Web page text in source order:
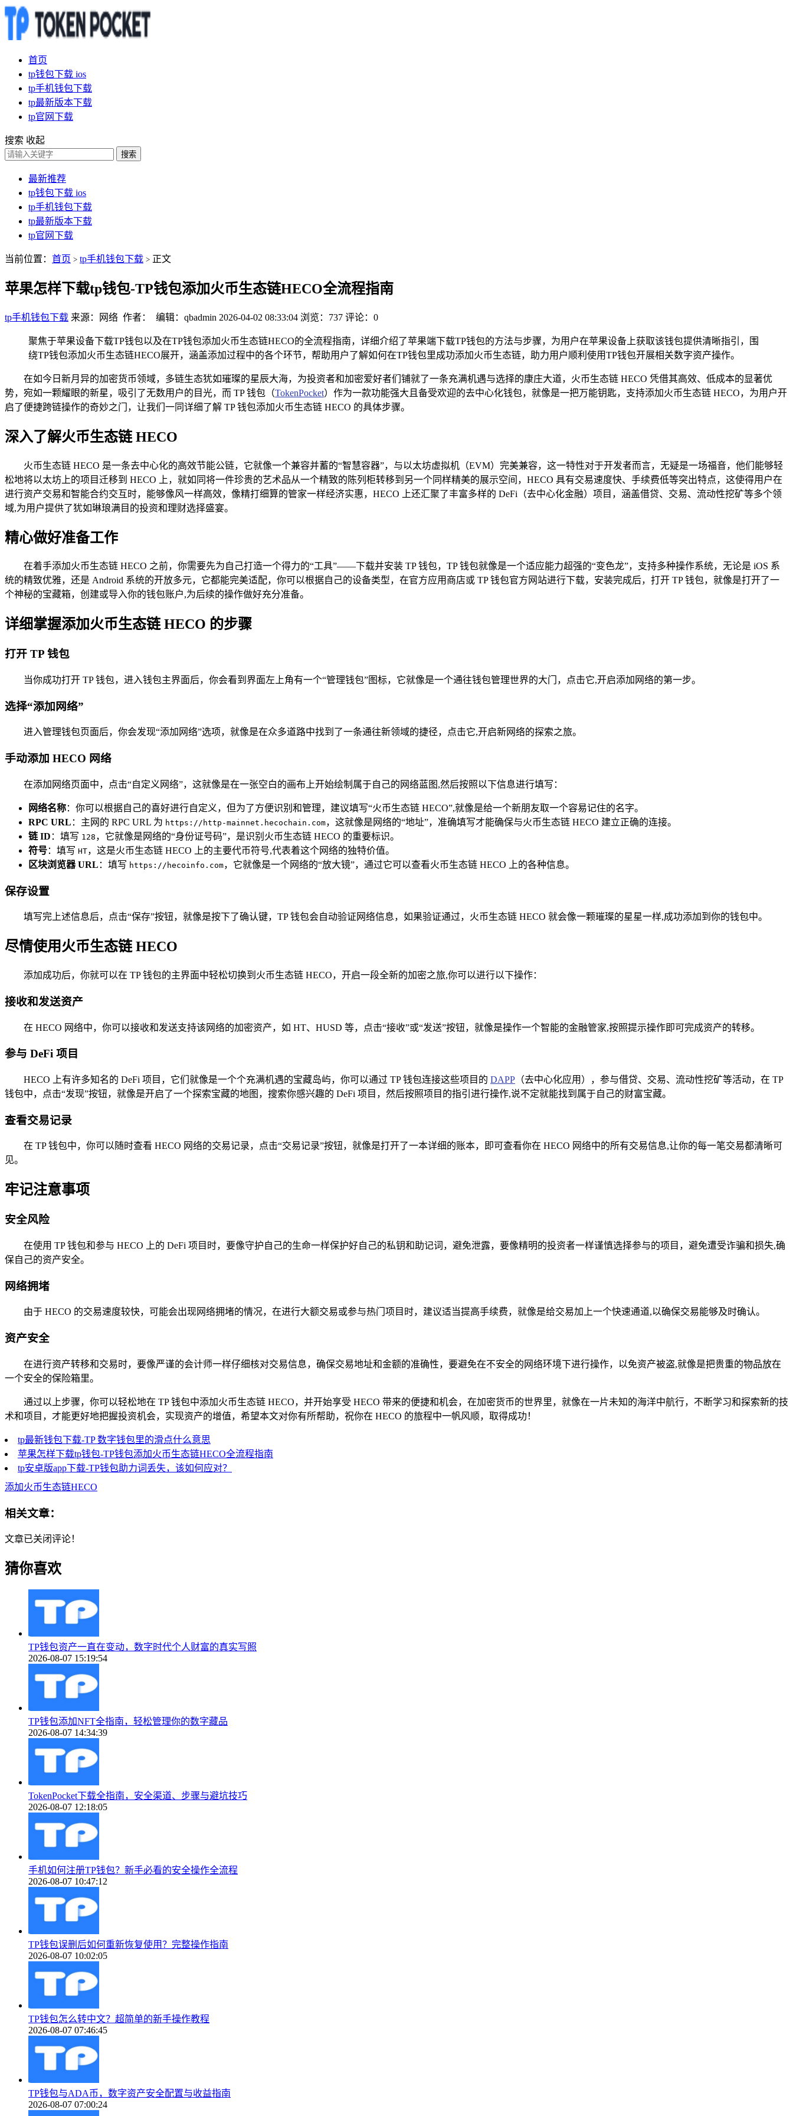
首页
tp钱包下载 ios
tp手机钱包下载
tp最新版本下载
tp官网下载
搜索 收起
搜索
最新推荐
tp钱包下载 ios
tp手机钱包下载
tp最新版本下载
tp官网下载
当前位置： 首页 > tp手机钱包下载 > 正文
苹果怎样下载tp钱包-TP钱包添加火币生态链HECO全流程指南
tp手机钱包下载 来源：网络 作者： 编辑：qbadmin 2026-04-02 08:33:04 浏览：737 评论：0
聚焦于苹果设备下载TP钱包以及在TP钱包添加火币生态链HECO的全流程指南，详细介绍了苹果端下载TP钱包的方法与步骤，为用户在苹果设备上获取该钱包提供清晰指引，围
绕TP钱包添加火币生态链HECO展开，涵盖添加过程中的各个环节，帮助用户了解如何在TP钱包里成功添加火币生态链，助力用户顺利使用TP钱包开展相关数字资产操作。
在如今日新月异的加密货币领域，多链生态犹如璀璨的星辰大海，为投资者和加密爱好者们铺就了一条充满机遇与选择的康庄大道，火币生态链 HECO 凭借其高效、低成本的显著优
势，宛如一颗耀眼的新星，吸引了无数用户的目光，而 TP 钱包（TokenPocket）作为一款功能强大且备受欢迎的去中心化钱包，就像是一把万能钥匙，支持添加火币生态链 HECO，为用户开
启了便捷跨链操作的奇妙之门，让我们一同详细了解 TP 钱包添加火币生态链 HECO 的具体步骤。
深入了解火币生态链 HECO
火币生态链 HECO 是一条去中心化的高效节能公链，它就像一个兼容并蓄的“智慧容器”，与以太坊虚拟机（EVM）完美兼容，这一特性对于开发者而言，无疑是一场福音，他们能够轻
松地将以太坊上的项目迁移到 HECO 上，就如同将一件珍贵的艺术品从一个精致的陈列柜转移到另一个同样精美的展示空间，HECO 具有交易速度快、手续费低等突出特点，这使得用户在
进行资产交易和智能合约交互时，能够像风一样高效，像精打细算的管家一样经济实惠，HECO 上还汇聚了丰富多样的 DeFi（去中心化金融）项目，涵盖借贷、交易、流动性挖矿等多个领
域,为用户提供了犹如琳琅满目的投资和理财选择盛宴。
精心做好准备工作
在着手添加火币生态链 HECO 之前，你需要先为自己打造一个得力的“工具”——下载并安装 TP 钱包，TP 钱包就像是一个适应能力超强的“变色龙”，支持多种操作系统，无论是 iOS 系
统的精致优雅，还是 Android 系统的开放多元，它都能完美适配，你可以根据自己的设备类型，在官方应用商店或 TP 钱包官方网站进行下载，安装完成后，打开 TP 钱包，就像是打开了一
个神秘的宝藏箱，创建或导入你的钱包账户,为后续的操作做好充分准备。
详细掌握添加火币生态链 HECO 的步骤
打开 TP 钱包
当你成功打开 TP 钱包，进入钱包主界面后，你会看到界面左上角有一个“管理钱包”图标，它就像是一个通往钱包管理世界的大门，点击它,开启添加网络的第一步。
选择“添加网络”
进入管理钱包页面后，你会发现“添加网络”选项，就像是在众多道路中找到了一条通往新领域的捷径，点击它,开启新网络的探索之旅。
手动添加 HECO 网络
在添加网络页面中，点击“自定义网络”，这就像是在一张空白的画布上开始绘制属于自己的网络蓝图,然后按照以下信息进行填写：
网络名称：你可以根据自己的喜好进行自定义，但为了方便识别和管理，建议填写“火币生态链 HECO”,就像是给一个新朋友取一个容易记住的名字。
RPC URL ：主网的 RPC URL 为 https://http-mainnet.hecochain.com，这就像是网络的“地址”，准确填写才能确保与火币生态链 HECO 建立正确的连接。
链 ID ：填写 128 ，它就像是网络的“身份证号码”，是识别火币生态链 HECO 的重要标识。
符号：填写 HT，这是火币生态链 HECO 上的主要代币符号,代表着这个网络的独特价值。
区块浏览器 URL ：填写 https://hecoinfo.com，它就像是一个网络的“放大镜”，通过它可以查看火币生态链 HECO 上的各种信息。
保存设置
填写完上述信息后，点击“保存”按钮，就像是按下了确认键，TP 钱包会自动验证网络信息，如果验证通过，火币生态链 HECO 就会像一颗璀璨的星星一样,成功添加到你的钱包中。
尽情使用火币生态链 HECO
添加成功后，你就可以在 TP 钱包的主界面中轻松切换到火币生态链 HECO，开启一段全新的加密之旅,你可以进行以下操作：
接收和发送资产
在 HECO 网络中，你可以接收和发送支持该网络的加密资产，如 HT、HUSD 等，点击“接收”或“发送”按钮，就像是操作一个智能的金融管家,按照提示操作即可完成资产的转移。
参与 DeFi 项目
HECO 上有许多知名的 DeFi 项目，它们就像是一个个充满机遇的宝藏岛屿，你可以通过 TP 钱包连接这些项目的 DAPP （去中心化应用），参与借贷、交易、流动性挖矿等活动，在 TP
钱包中，点击“发现”按钮，就像是开启了一个探索宝藏的地图，搜索你感兴趣的 DeFi 项目，然后按照项目的指引进行操作,说不定就能找到属于自己的财富宝藏。
查看交易记录
在 TP 钱包中，你可以随时查看 HECO 网络的交易记录，点击“交易记录”按钮，就像是打开了一本详细的账本，即可查看你在 HECO 网络中的所有交易信息,让你的每一笔交易都清晰可
见。
牢记注意事项
安全风险
在使用 TP 钱包和参与 HECO 上的 DeFi 项目时，要像守护自己的生命一样保护好自己的私钥和助记词，避免泄露，要像精明的投资者一样谨慎选择参与的项目，避免遭受诈骗和损失,确
保自己的资产安全。
网络拥堵
由于 HECO 的交易速度较快，可能会出现网络拥堵的情况，在进行大额交易或参与热门项目时，建议适当提高手续费，就像是给交易加上一个快速通道,以确保交易能够及时确认。
资产安全
在进行资产转移和交易时，要像严谨的会计师一样仔细核对交易信息，确保交易地址和金额的准确性，要避免在不安全的网络环境下进行操作，以免资产被盗,就像是把贵重的物品放在
一个安全的保险箱里。
通过以上步骤，你可以轻松地在 TP 钱包中添加火币生态链 HECO，并开始享受 HECO 带来的便捷和机会，在加密货币的世界里，就像在一片未知的海洋中航行，不断学习和探索新的技
术和项目，才能更好地把握投资机会，实现资产的增值，希望本文对你有所帮助，祝你在 HECO 的旅程中一帆风顺，取得成功！
tp最新钱包下载-TP 数字钱包里的滑点什么意思
苹果怎样下载tp钱包-TP钱包添加火币生态链HECO全流程指南
tp安卓版app下载-TP钱包助力词丢失，该如何应对？
添加火币生态链HECO
相关文章：
文章已关闭评论！
猜你喜欢
TP钱包资产一直在变动，数字时代个人财富的真实写照
2026-08-07 15:19:54
TP钱包添加NFT全指南，轻松管理你的数字藏品
2026-08-07 14:34:39
TokenPocket下载全指南，安全渠道、步骤与避坑技巧
2026-08-07 12:18:05
手机如何注册TP钱包？新手必看的安全操作全流程
2026-08-07 10:47:12
TP钱包误删后如何重新恢复使用？完整操作指南
2026-08-07 10:02:05
TP钱包怎么转中文？超简单的新手操作教程
2026-08-07 07:46:45
TP钱包与ADA币，数字资产安全配置与收益指南
2026-08-07 07:00:24